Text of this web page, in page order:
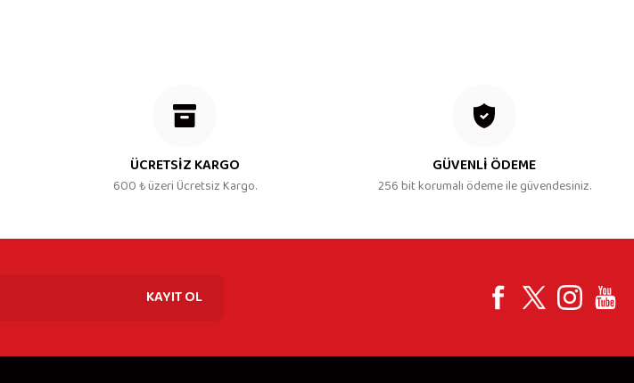
ÜCRETSİZ KARGO
600 ₺ üzeri Ücretsiz Kargo.
GÜVENLİ ÖDEME
256 bit korumalı ödeme ile güvendesiniz.
KAYIT OL